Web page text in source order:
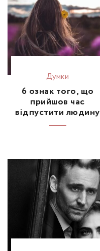
Думки
6 ознак того, що
прийшов час
відпустити людину